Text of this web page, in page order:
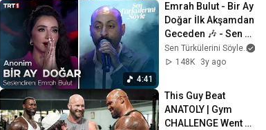
4:41
Emrah Bulut - Bir Ay
Doğar İlk Akşamdan
Geceden 🎶 - Sen
Türkülerini Söyle 4.
Bölüm @trt1
Sen Türkülerini Söyle
148K
3y ago
This Guy Beat
ANATOLY | Gym
CHALLENGE Went